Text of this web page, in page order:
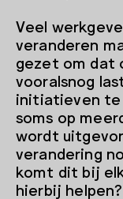
Veel
veranderen
gezet om dat
vooralsnog
initiatieven te
soms op
wordt
verandering
komt dit bij
hierbij helpen?